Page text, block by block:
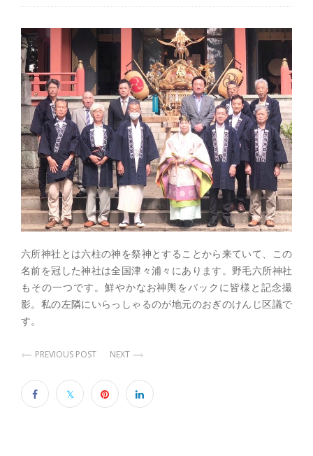
六所神社とは六柱の神を祭神とすることから来ていて、この
名前を冠した神社は全国津々浦々にあります。野毛六所神社
もその一つです。鮮やかなお神輿をバックに皆様と記念撮
影。私の左隣にいらっしゃるのが地元のおぎのけんじ区議で
す。
PREVIOUS POST NEXT